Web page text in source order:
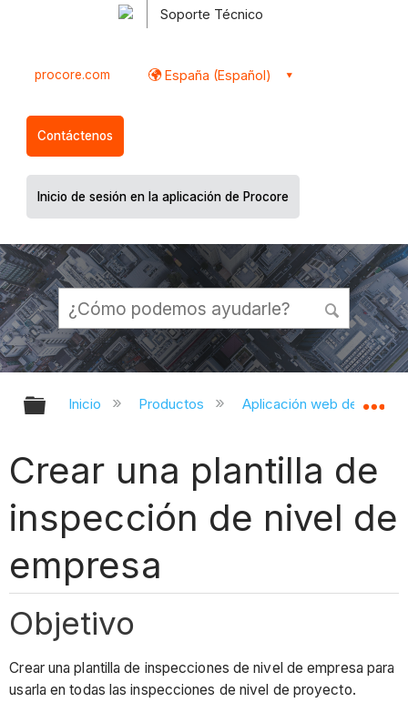
Soporte Técnico
procore.com España (Español)
Contáctenos
Inicio de sesión en la aplicación de Procore
Expandir/contraer jerarquía global
Inicio Productos Aplicación web de
Crear una plantilla de
inspección de nivel de
empresa
Objetivo
Crear una plantilla de inspecciones de nivel de empresa para
usarla en todas las inspecciones de nivel de proyecto.